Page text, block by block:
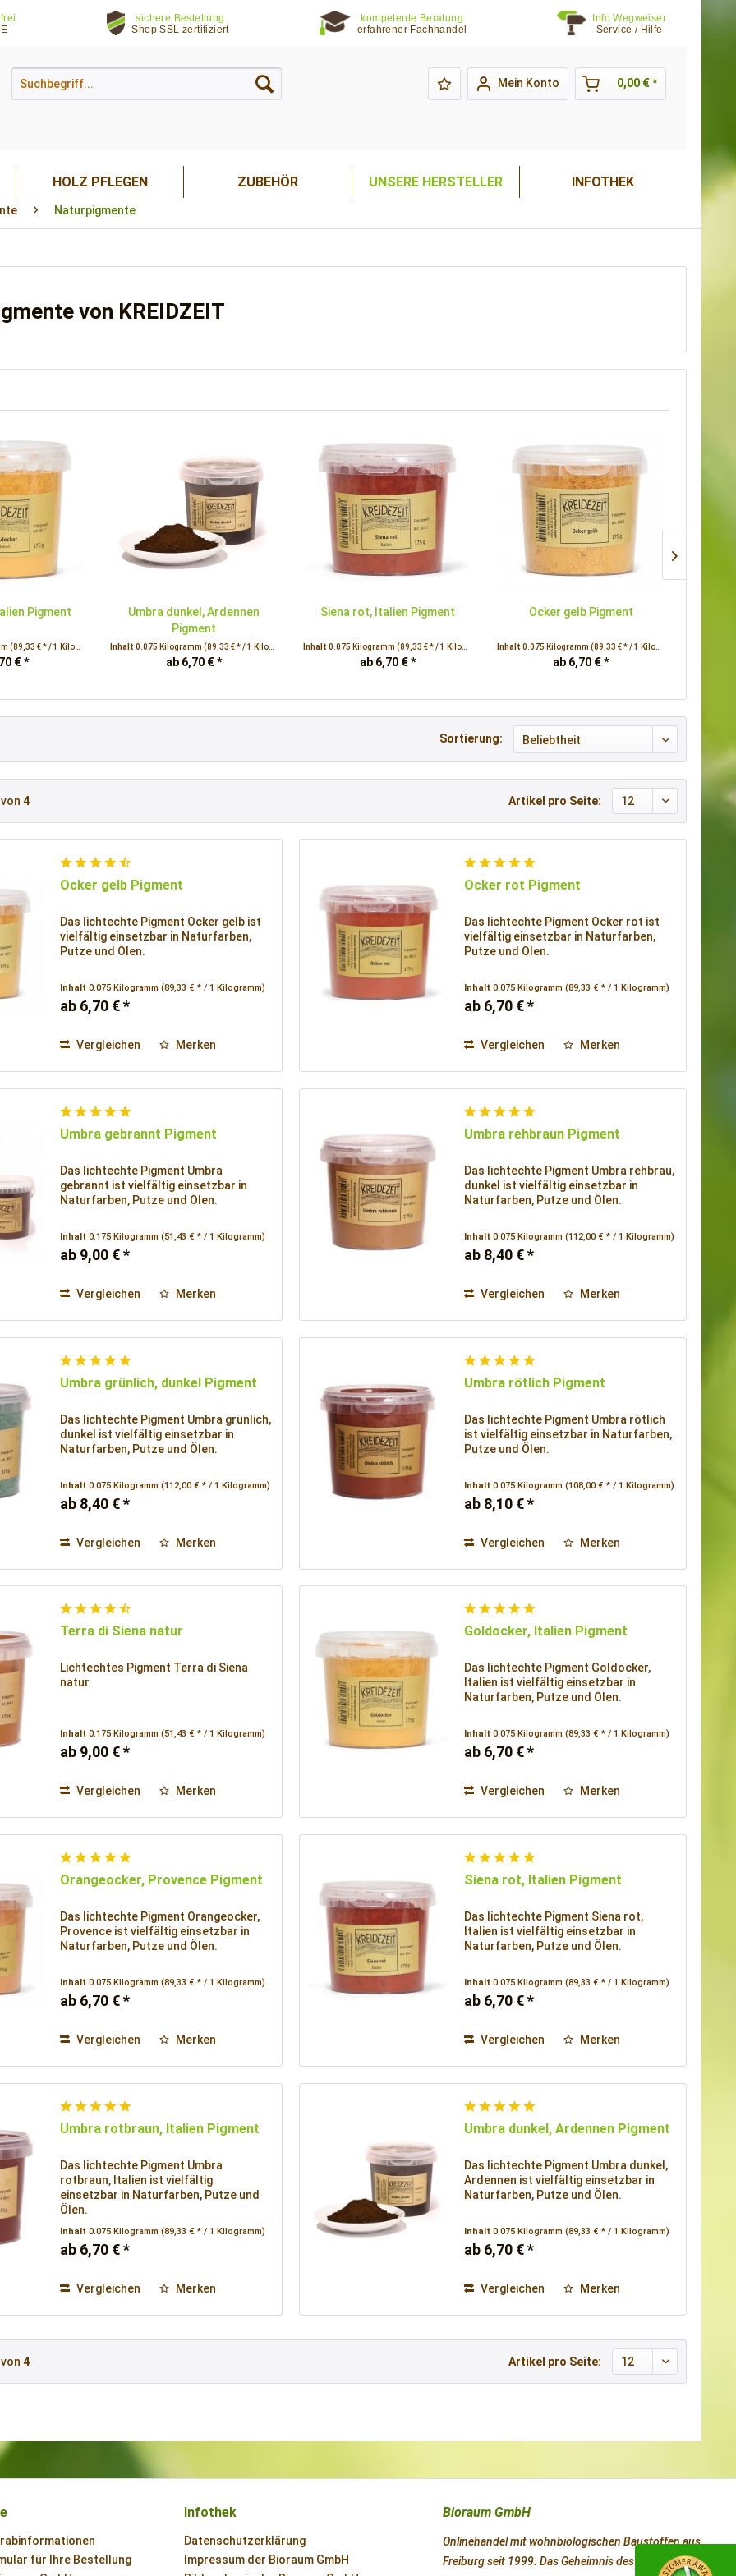
sichere Bestellung
Shop SSL zertifiziert
kompetente Beratung
erfahrener Fachhandel
Info Wegweiser
Service / Hilfe
Mein Konto 0,00 € *
HOLZ PFLEGEN ZUBEHÖR UNSERE HERSTELLER INFOTHEK
Naturpigmente
von KREIDZEIT
Pigment
(89,33 € * / 1 Kilogramm)
€ *
Umbra dunkel, Ardennen
Pigment
Inhalt 0.075 Kilogramm (89,33 € * / 1 Kilogramm)
ab 6,70 € *
Siena rot, Italien Pigment
Inhalt 0.075 Kilogramm (89,33 € * / 1 Kilogramm)
ab 6,70 € *
Ocker gelb Pigment
Inhalt 0.075 Kilogramm (89,33 € * / 1 Kilogramm)
ab 6,70 € *
Sortierung:
von 4 Artikel pro Seite:
Ocker gelb Pigment
Das lichtechte Pigment Ocker gelb ist
vielfältig einsetzbar in Naturfarben,
Putze und Ölen.
Inhalt0.075 Kilogramm(89,33 € * / 1 Kilogramm)
ab 6,70 € *
Vergleichen Merken
Ocker rot Pigment
Das lichtechte Pigment Ocker rot ist
vielfältig einsetzbar in Naturfarben,
Putze und Ölen.
Inhalt0.075 Kilogramm(89,33 € * / 1 Kilogramm)
ab 6,70 € *
Vergleichen Merken
Umbra gebrannt Pigment
Das lichtechte Pigment Umbra
gebrannt ist vielfältig einsetzbar in
Naturfarben, Putze und Ölen.
Inhalt0.175 Kilogramm(51,43 € * / 1 Kilogramm)
ab 9,00 € *
Vergleichen Merken
Umbra rehbraun Pigment
Das lichtechte Pigment Umbra rehbrau,
dunkel ist vielfältig einsetzbar in
Naturfarben, Putze und Ölen.
Inhalt0.075 Kilogramm(112,00 € * / 1 Kilogramm)
ab 8,40 € *
Vergleichen Merken
Umbra grünlich, dunkel Pigment
Das lichtechte Pigment Umbra grünlich,
dunkel ist vielfältig einsetzbar in
Naturfarben, Putze und Ölen.
Inhalt0.075 Kilogramm(112,00 € * / 1 Kilogramm)
ab 8,40 € *
Vergleichen Merken
Umbra rötlich Pigment
Das lichtechte Pigment Umbra rötlich
ist vielfältig einsetzbar in Naturfarben,
Putze und Ölen.
Inhalt0.075 Kilogramm(108,00 € * / 1 Kilogramm)
ab 8,10 € *
Vergleichen Merken
Terra di Siena natur
Lichtechtes Pigment Terra di Siena
natur
Inhalt0.175 Kilogramm(51,43 € * / 1 Kilogramm)
ab 9,00 € *
Vergleichen Merken
Goldocker, Italien Pigment
Das lichtechte Pigment Goldocker,
Italien ist vielfältig einsetzbar in
Naturfarben, Putze und Ölen.
Inhalt0.075 Kilogramm(89,33 € * / 1 Kilogramm)
ab 6,70 € *
Vergleichen Merken
Orangeocker, Provence Pigment
Das lichtechte Pigment Orangeocker,
Provence ist vielfältig einsetzbar in
Naturfarben, Putze und Ölen.
Inhalt0.075 Kilogramm(89,33 € * / 1 Kilogramm)
ab 6,70 € *
Vergleichen Merken
Siena rot, Italien Pigment
Das lichtechte Pigment Siena rot,
Italien ist vielfältig einsetzbar in
Naturfarben, Putze und Ölen.
Inhalt0.075 Kilogramm(89,33 € * / 1 Kilogramm)
ab 6,70 € *
Vergleichen Merken
Umbra rotbraun, Italien Pigment
Das lichtechte Pigment Umbra
rotbraun, Italien ist vielfältig
einsetzbar in Naturfarben, Putze und
Ölen.
Inhalt0.075 Kilogramm(89,33 € * / 1 Kilogramm)
ab 6,70 € *
Vergleichen Merken
Umbra dunkel, Ardennen Pigment
Das lichtechte Pigment Umbra dunkel,
Ardennen ist vielfältig einsetzbar in
Naturfarben, Putze und Ölen.
Inhalt0.075 Kilogramm(89,33 € * / 1 Kilogramm)
ab 6,70 € *
Vergleichen Merken
von 4 Artikel pro Seite:
für Ihre Bestellung
Infothek
Datenschutzerklärung
Impressum der Bioraum GmbH
Bioraum GmbH
Onlinehandel mit wohnbiologischen Baustoffen aus
Freiburg seit 1999. Das Geheimnis des Erfolges ist